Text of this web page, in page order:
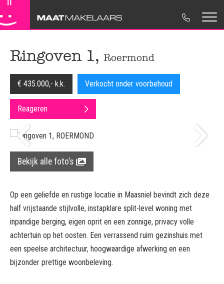
Ringoven 1, Roermond
€ 435.000,- k.k. Verkocht onder voorbehoud
Reageren
Bekijk alle foto’s
Op een geliefde en rustige locatie in Maasniel bevindt zich deze
half vrijstaande stijlvolle, instapklare split-level woning met
inpandige berging, eigen oprit en een zonnige, privacy volle
achtertuin op het oosten. Een verrassend ruim gezinshuis met
een speelse architectuur, hoogwaardige afwerking en een
bijzonder prettige woonbeleving.
Huurwoningen
Nieuwbouw
Bedrijfsonroerendgoed
Verkocht
NVM Makelaar
Ons Team
Regionaal betrokken
Woning aankopen
Huur & Verhuur
Taxaties
Bedrijfsonroerendgoed
Advies
Move.nl
Disclaimer
Privacyverklaring
Cookieverklaring